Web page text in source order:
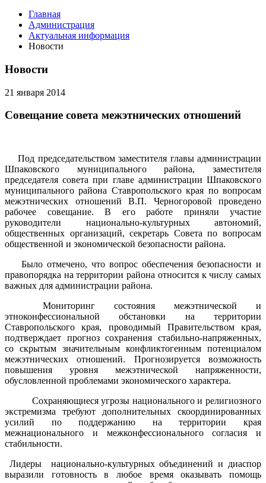
Главная
Администрация
Актуальная информация
Новости
Новости
21 января 2014
Совещание совета межэтнических отношений
Под председательством заместителя главы администрации
Шпаковского муниципального района, заместителя
председателя совета при главе администрации Шпаковского
муниципального района Ставропольского края по вопросам
межэтнических отношений В.П. Черногоровой проведено
рабочее совещание. В его работе приняли участие
руководители национально-культурных автономий,
общественных организаций, секретарь Совета по вопросам
общественной и экономической безопасности района.
Было отмечено, что вопрос обеспечения безопасности и
правопорядка на территории района относится к числу самых
важных для администрации района.
Мониторинг состояния межэтнической и
этноконфессиональной обстановки на территории
Ставропольского края, проводимый Правительством края,
подтверждает прогноз сохранения стабильно-напряженных,
со скрытым значительным конфликтогенным потенциалом
межэтнических отношений. Прогнозируется возможность
повышения уровня межэтнической напряженности,
обусловленной проблемами экономического характера.
Сохраняющиеся угрозы национального и религиозного
экстремизма требуют дополнительных скоординированных
усилий по поддержанию на территории края
межнационального и межконфессионального согласия и
стабильности.
Лидеры
национально-культурных объединений и диаспор
выразили готовность в любое время оказывать помощь